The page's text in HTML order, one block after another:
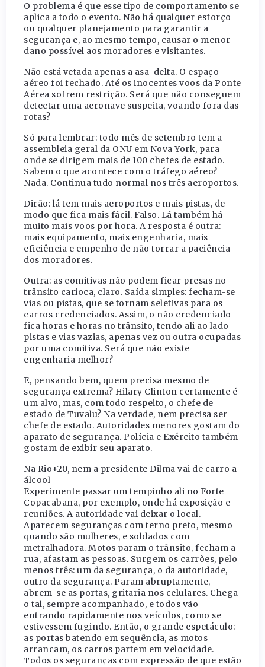
O problema é que esse tipo de comportamento se
aplica a todo o evento. Não há qualquer esforço
ou qualquer planejamento para garantir a
segurança e, ao mesmo tempo, causar o menor
dano possível aos moradores e visitantes.
Não está vetada apenas a asa-delta. O espaço
aéreo foi fechado. Até os inocentes voos da Ponte
Aérea sofrem restrição. Será que não conseguem
detectar uma aeronave suspeita, voando fora das
rotas?
Só para lembrar: todo mês de setembro tem a
assembleia geral da ONU em Nova York, para
onde se dirigem mais de 100 chefes de estado.
Sabem o que acontece com o tráfego aéreo?
Nada. Continua tudo normal nos três aeroportos.
Dirão: lá tem mais aeroportos e mais pistas, de
modo que fica mais fácil. Falso. Lá também há
muito mais voos por hora. A resposta é outra:
mais equipamento, mais engenharia, mais
eficiência e empenho de não torrar a paciência
dos moradores.
Outra: as comitivas não podem ficar presas no
trânsito carioca, claro. Saída simples: fecham-se
vias ou pistas, que se tornam seletivas para os
carros credenciados. Assim, o não credenciado
fica horas e horas no trânsito, tendo ali ao lado
pistas e vias vazias, apenas vez ou outra ocupadas
por uma comitiva. Será que não existe
engenharia melhor?
E, pensando bem, quem precisa mesmo de
segurança extrema? Hilary Clinton certamente é
um alvo, mas, com todo respeito, o chefe de
estado de Tuvalu? Na verdade, nem precisa ser
chefe de estado. Autoridades menores gostam do
aparato de segurança. Polícia e Exército também
gostam de exibir seu aparato.
Na Rio+20, nem a presidente Dilma vai de carro a
álcool
Experimente passar um tempinho ali no Forte
Copacabana, por exemplo, onde há exposição e
reuniões. A autoridade vai deixar o local.
Aparecem seguranças com terno preto, mesmo
quando são mulheres, e soldados com
metralhadora. Motos param o trânsito, fecham a
rua, afastam as pessoas. Surgem os carrões, pelo
menos três: um da segurança, o da autoridade,
outro da segurança. Param abruptamente,
abrem-se as portas, gritaria nos celulares. Chega
o tal, sempre acompanhado, e todos vão
entrando rapidamente nos veículos, como se
estivessem fugindo. Então, o grande espetáculo:
as portas batendo em sequência, as motos
arrancam, os carros partem em velocidade.
Todos os seguranças com expressão de que estão